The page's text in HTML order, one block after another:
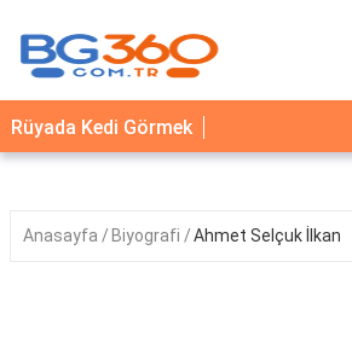
YEMEK
TARİFLERİ
Rüyada Kedi Görmek
Anasayfa Biyografi Ahmet Selçuk İlkan